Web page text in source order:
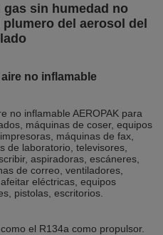
sin humedad no
del aerosol del
no inflamable
no inflamable AEROPAK para
máquinas de coser, equipos
máquinas de fax,
de laboratorio, televisores,
aspiradoras, escáneres,
de correo, ventiladores,
eléctricas, equipos
pistolas, escritorios.
el R134a como propulsor.